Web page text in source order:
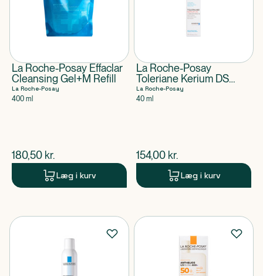
La Roche-Posay Effaclar
Cleansing Gel+M Refill
La Roche-Posay
400 ml
$nuværende pris
180,50 kr.
Læg i kurv
La Roche-Posay
Toleriane Kerium DS
Concentrate
La Roche-Posay
40 ml
$nuværende pris
154,00 kr.
Læg i kurv